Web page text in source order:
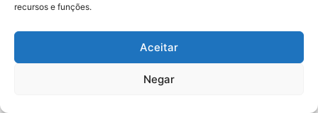
recursos e funções.
Aceitar
Negar
Economia: Beneficiários com NIS
de final 7 recebem Bolsa Família
de julho